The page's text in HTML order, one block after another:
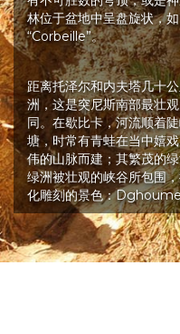
林位于盆地中呈盘旋状，
“Corbeille”。
距离托泽尔和内夫塔几十
洲，这是突尼斯南部最壮
同。在歇比卡，河流顺着
塘，时常有青蛙在当中嬉
伟的山脉而建；其繁茂的
绿洲被壮观的峡谷所包围
化雕刻的景色：